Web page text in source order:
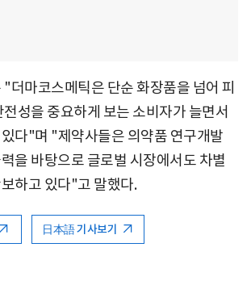
더마코스메틱은 단순 화장품을 넘어 피
성을 중요하게 보는 소비자가 늘면서
다"며 "제약사들은 의약품 연구개발
을 바탕으로 글로벌 시장에서도 차별
하고 있다"고 말했다.
日本語 기사보기